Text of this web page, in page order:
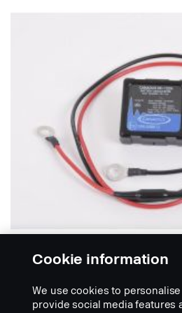
AKUN KUNNOSTUSLAITTEET
Akun kunnostuslaite
Cookie information
We use cookies to
provide social media features